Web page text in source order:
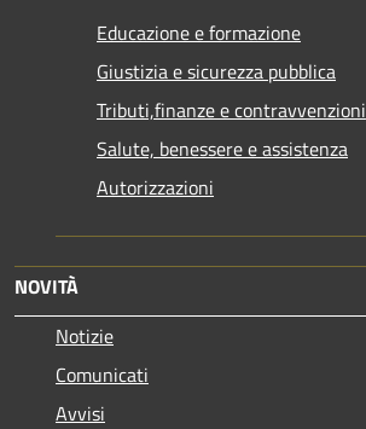
Educazione e formazione
Giustizia e sicurezza pubblica
Tributi,finanze e contravvenzioni
Salute, benessere e assistenza
Autorizzazioni
NOVITÀ
Notizie
Comunicati
Avvisi